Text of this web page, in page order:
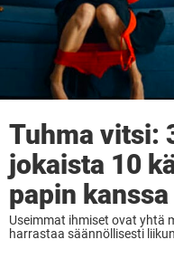
Tuhma vitsi:
jokaista 10
papin kanssa
Useimmat ihmiset ovat yhtä
harrastaa säännöllisesti